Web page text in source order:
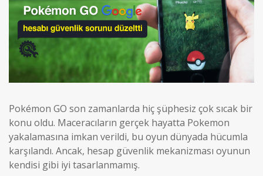
Pokémon GO son zamanlarda hiç şüphesiz çok sıcak bir
konu oldu. Maceracıların gerçek hayatta Pokemon
yakalamasına imkan verildi, bu oyun dünyada hücumla
karşılandı. Ancak, hesap güvenlik mekanizması oyunun
kendisi gibi iyi tasarlanmamış.